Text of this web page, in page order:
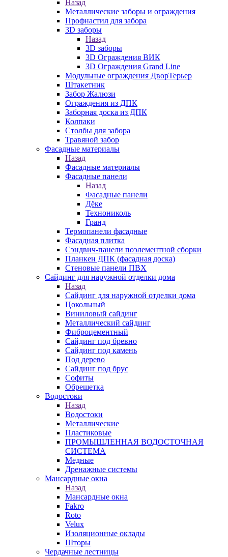
Назад
Металлические заборы и ограждения
Профнастил для забора
3D заборы
Назад
3D заборы
3D Ограждения ВИК
3D Ограждения Grand Line
Модульные ограждения ДворТерьер
Штакетник
Забор Жалюзи
Ограждения из ДПК
Заборная доска из ДПК
Колпаки
Столбы для забора
Травяной забор
Фасадные материалы
Назад
Фасадные материалы
Фасадные панели
Назад
Фасадные панели
Дёке
Технониколь
Гранд
Термопанели фасадные
Фасадная плитка
Сэндвич-панели поэлементной сборки
Планкен ДПК (фасадная доска)
Стеновые панели ПВХ
Сайдинг для наружной отделки дома
Назад
Сайдинг для наружной отделки дома
Цокольный
Виниловый сайдинг
Металлический сайдинг
Фиброцементный
Сайдинг под бревно
Сайдинг под камень
Под дерево
Сайдинг под брус
Софиты
Обрешетка
Водостоки
Назад
Водостоки
Металлические
Пластиковые
ПРОМЫШЛЕННАЯ ВОДОСТОЧНАЯ
СИСТЕМА
Медные
Дренажные системы
Мансардные окна
Назад
Мансардные окна
Fakro
Roto
Velux
Изоляционные оклады
Шторы
Чердачные лестницы